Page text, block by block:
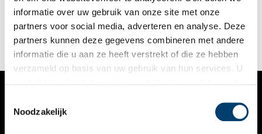
informatie over uw gebruik van onze site met onze
partners voor social media, adverteren en analyse. Deze
partners kunnen deze gegevens combineren met andere
informatie die u aan ze heeft verstrekt of die ze hebben
verzameld op basis van uw gebruik van hun services. U
Noodzakelijk
twee keer in de geschiedenis de plek voor bijzondere
tuinvormgeving.
VERHALEN